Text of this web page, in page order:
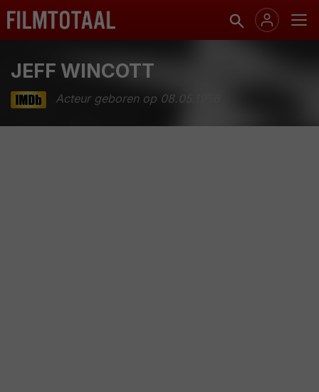
JEFF WINCOTT
Acteur geboren op 08.05.1956